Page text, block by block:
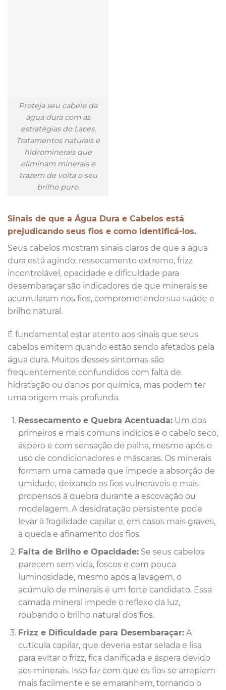
Proteja seu cabelo da
água dura com as
estratégias do Laces.
Tratamentos naturais e
hidrominerais que
eliminam minerais e
trazem de volta o seu
brilho puro.
Sinais de que a Água Dura e Cabelos está
prejudicando seus fios e como identificá-los.
Seus cabelos mostram sinais claros de que a água
dura está agindo: ressecamento extremo, frizz
incontrolável, opacidade e dificuldade para
desembaraçar são indicadores de que minerais se
acumularam nos fios, comprometendo sua saúde e
brilho natural.
É fundamental estar atento aos sinais que seus
cabelos emitem quando estão sendo afetados pela
água dura. Muitos desses sintomas são
frequentemente confundidos com falta de
hidratação ou danos por química, mas podem ter
uma origem mais profunda.
Ressecamento e Quebra Acentuada:Um dos
primeiros e mais comuns indícios é o cabelo seco,
áspero e com sensação de palha, mesmo após o
uso de condicionadores e máscaras. Os minerais
formam uma camada que impede a absorção de
umidade, deixando os fios vulneráveis e mais
propensos à quebra durante a escovação ou
modelagem. A desidratação persistente pode
levar à fragilidade capilar e, em casos mais graves,
à queda e afinamento dos fios.
Falta de Brilho e Opacidade:Se seus cabelos
parecem sem vida, foscos e com pouca
luminosidade, mesmo após a lavagem, o
acúmulo de minerais é um forte candidato. Essa
camada mineral impede o reflexo da luz,
roubando o brilho natural dos fios.
Frizz e Dificuldade para Desembaraçar:A
cutícula capilar, que deveria estar selada e lisa
para evitar o frizz, fica danificada e áspera devido
aos minerais. Isso faz com que os fios se arrepiem
mais facilmente e se emaranhem, tornando o